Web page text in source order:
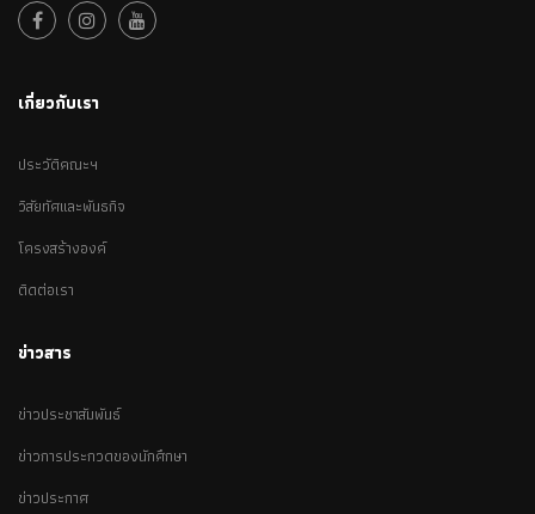
เกี่ยวกับเรา
ประวัติคณะฯ
วิสัยทัศและพันธกิจ
โครงสร้างองค์
ติดต่อเรา
ข่าวสาร
ข่าวประชาสัมพันธ์
ข่าวการประกวดของนักศึกษา
ข่าวประกาศ